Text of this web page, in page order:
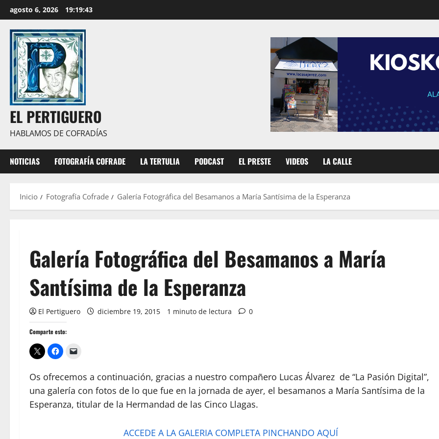
al
contenido
agosto 6, 2026 19:19:44
EL PERTIGUERO
HABLAMOS DE COFRADÍAS
NOTICIAS FOTOGRAFÍA COFRADE LA TERTULIA PODCAST EL PRESTE VIDEOS LA CALLE
Inicio Fotografía Cofrade Galería Fotográfica del Besamanos a María Santísima de la Esperanza
Galería Fotográfica del Besamanos a María
Santísima de la Esperanza
El Pertiguero diciembre 19, 2015 1 minuto de lectura 0
Comparte esto:
Os ofrecemos a continuación, gracias a nuestro compañero Lucas Álvarez de “La Pasión Digital”,
una galería con fotos de lo que fue en la jornada de ayer, el besamanos a María Santísima de la
Esperanza, titular de la Hermandad de las Cinco Llagas.
ACCEDE A LA GALERIA COMPLETA PINCHANDO AQUÍ